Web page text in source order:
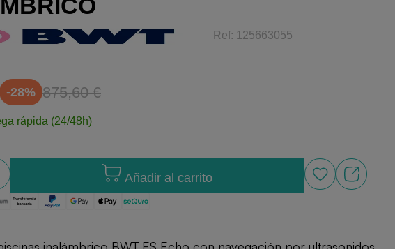
Ref: 125663055
-28% 875,60 €
rápida (24/48h)
Añadir al carrito